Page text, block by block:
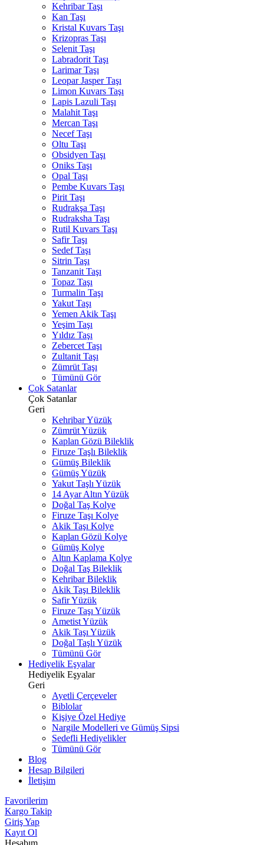
Kehribar Taşı
Kan Taşı
Kristal Kuvars Taşı
Krizopras Taşı
Selenit Taşı
Labradorit Taşı
Larimar Taşı
Leopar Jasper Taşı
Limon Kuvars Taşı
Lapis Lazuli Taşı
Malahit Taşı
Mercan Taşı
Necef Taşı
Oltu Taşı
Obsidyen Taşı
Oniks Taşı
Opal Taşı
Pembe Kuvars Taşı
Pirit Taşı
Rudrakşa Taşı
Rudraksha Taşı
Rutil Kuvars Taşı
Safir Taşı
Sedef Taşı
Sitrin Taşı
Tanzanit Taşı
Topaz Taşı
Turmalin Taşı
Yakut Taşı
Yemen Akik Taşı
Yeşim Taşı
Yıldız Taşı
Zebercet Taşı
Zultanit Taşı
Zümrüt Taşı
Tümünü Gör
Çok Satanlar
Çok Satanlar
Geri
Kehribar Yüzük
Zümrüt Yüzük
Kaplan Gözü Bileklik
Firuze Taşlı Bileklik
Gümüş Bileklik
Gümüş Yüzük
Yakut Taşlı Yüzük
14 Ayar Altın Yüzük
Doğal Taş Kolye
Firuze Taşı Kolye
Akik Taşı Kolye
Kaplan Gözü Kolye
Gümüş Kolye
Altın Kaplama Kolye
Doğal Taş Bileklik
Kehribar Bileklik
Akik Taşı Bileklik
Safir Yüzük
Firuze Taşı Yüzük
Ametist Yüzük
Akik Taşı Yüzük
Doğal Taşlı Yüzük
Tümünü Gör
Hediyelik Eşyalar
Hediyelik Eşyalar
Geri
Ayetli Çerçeveler
Biblolar
Kişiye Özel Hediye
Nargile Modelleri ve Gümüş Sipsi
Sedefli Hediyelikler
Tümünü Gör
Blog
Hesap Bilgileri
İletişim
Favorilerim
Kargo Takip
Giriş Yap
Kayıt Ol
Hesabım